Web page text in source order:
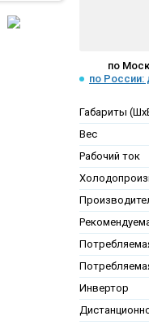
по
по России:
Габариты
Вес
Рабочий ток
Инвертор